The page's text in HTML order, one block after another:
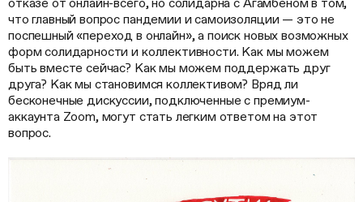
что главный вопрос пандемии и самоизоляции — это не
поспешный «переход в онлайн», а поиск новых возможных
форм солидарности и коллективности. Как мы можем
быть вместе сейчас? Как мы можем поддержать друг
друга? Как мы становимся коллективом? Вряд ли
бесконечные дискуссии, подключенные с премиум-
аккаунта Zoom, могут стать легким ответом на этот
вопрос.